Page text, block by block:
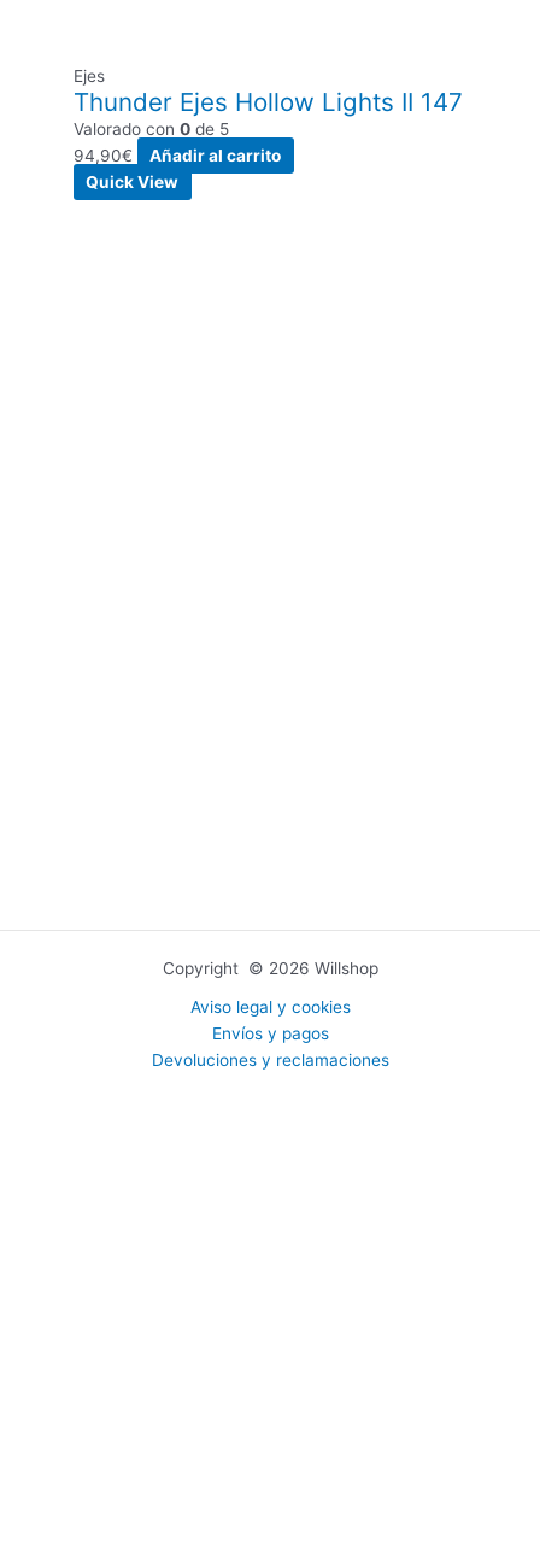
Ejes
Thunder Ejes Hollow Lights II 147
Valorado con0 de 5
94,90€
Añadir al carrito
Quick View
Copyright © 2026 Willshop
Aviso legal y cookies
Envíos y pagos
Devoluciones y reclamaciones